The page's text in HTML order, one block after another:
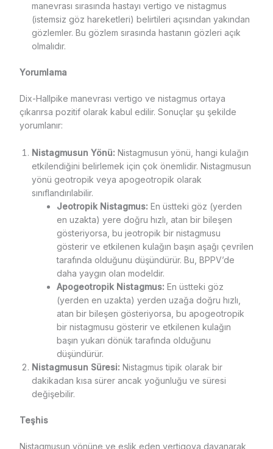
manevrası sırasında hastayı vertigo ve nistagmus
(istemsiz göz hareketleri) belirtileri açısından yakından
gözlemler. Bu gözlem sırasında hastanın gözleri açık
olmalıdır.
Yorumlama
Dix-Hallpike manevrası vertigo ve nistagmus ortaya
çıkarırsa pozitif olarak kabul edilir. Sonuçlar şu şekilde
yorumlanır:
Nistagmusun Yönü: Nistagmusun yönü, hangi kulağın
etkilendiğini belirlemek için çok önemlidir. Nistagmusun
yönü geotropik veya apogeotropik olarak
sınıflandırılabilir.
Jeotropik Nistagmus: En üstteki göz (yerden
en uzakta) yere doğru hızlı, atan bir bileşen
gösteriyorsa, bu jeotropik bir nistagmusu
gösterir ve etkilenen kulağın başın aşağı çevrilen
tarafında olduğunu düşündürür. Bu, BPPV’de
daha yaygın olan modeldir.
Apogeotropik Nistagmus: En üstteki göz
(yerden en uzakta) yerden uzağa doğru hızlı,
atan bir bileşen gösteriyorsa, bu apogeotropik
bir nistagmusu gösterir ve etkilenen kulağın
başın yukarı dönük tarafında olduğunu
düşündürür.
Nistagmusun Süresi: Nistagmus tipik olarak bir
dakikadan kısa sürer ancak yoğunluğu ve süresi
değişebilir.
Teşhis
Nistagmusun yönüne ve eşlik eden vertigoya dayanarak,